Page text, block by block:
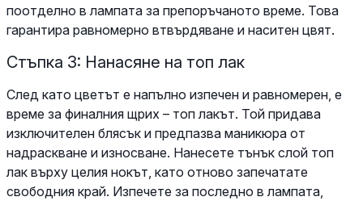
поотделно в лампата за препоръчаното време. Това
гарантира равномерно втвърдяване и наситен цвят.
Стъпка 3: Нанасяне на топ лак
След като цветът е напълно изпечен и равномерен, е
време за финалния щрих – топ лакът. Той придава
изключителен блясък и предпазва маникюра от
надраскване и износване. Нанесете тънък слой топ
лак върху целия нокът, като отново запечатате
свободния край. Изпечете за последно в лампата,